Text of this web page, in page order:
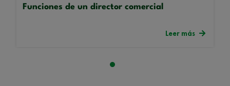
Funciones de un director comercial
Leer más